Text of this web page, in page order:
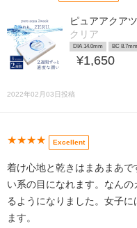
ピュアアクア
クリア
DIA 14.0mm BC 8.7mm
¥1,650
2022年02月03日投稿
★★★★ Excellent
着け心地と乾きはまあまあ
い系の目になれます。なん
るようになりました。女子
ます。